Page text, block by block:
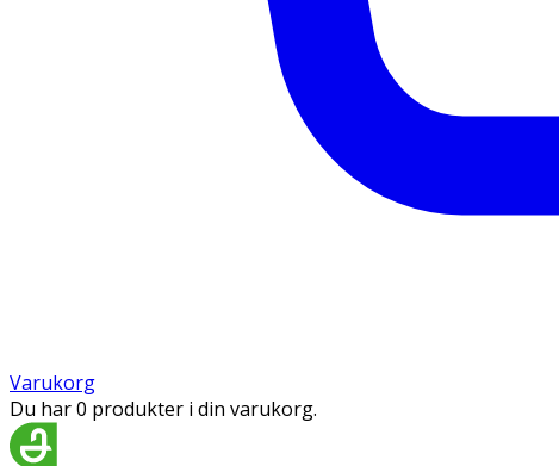
Varukorg
Du har 0 produkter i din varukorg.